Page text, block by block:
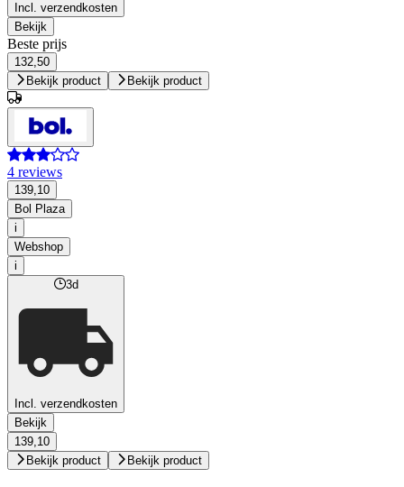
Incl. verzendkosten
Bekijk
Beste prijs
132,50
Bekijk product
Bekijk product
4 reviews
139,10
Bol Plaza
i
Webshop
i
3d
Incl. verzendkosten
Bekijk
139,10
Bekijk product
Bekijk product